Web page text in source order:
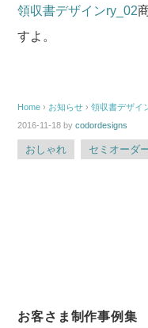
領収書デザインry_02
すよ。
Home › お知らせ ›領収書デザイ
2016-11-18 bycodordesigns
おしゃれ セミオーダ
お客さま制作事例集